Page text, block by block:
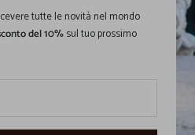
tutte le novità nel mondo
del 10%sul tuo prossimo